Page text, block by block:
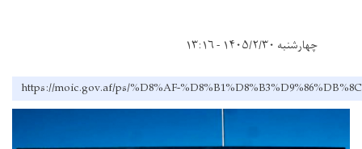
چهارشنبه ۱۴۰۵/۲/۳۰ - ۱۳:۱۶
https://moic.gov.af/ps/%D8%AF-